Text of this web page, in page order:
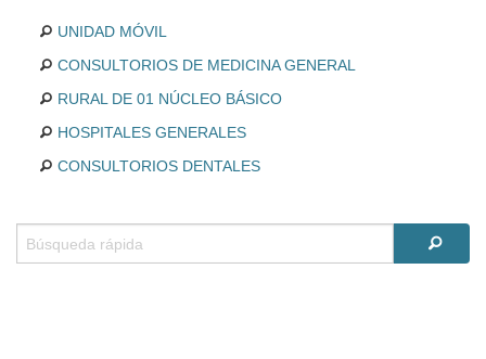
UNIDAD MÓVIL
CONSULTORIOS DE MEDICINA GENERAL
RURAL DE 01 NÚCLEO BÁSICO
HOSPITALES GENERALES
CONSULTORIOS DENTALES